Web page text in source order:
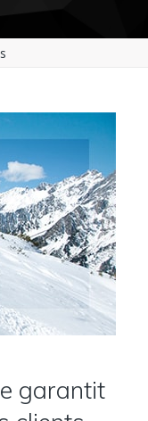
garantit